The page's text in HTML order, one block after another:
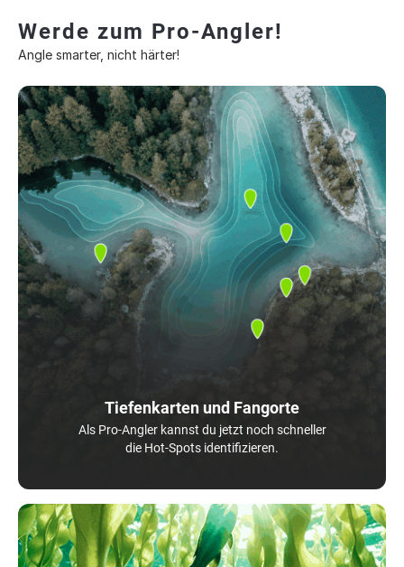
Werde zum Pro-Angler!
Angle smarter, nicht härter!
Tiefenkarten und Fangorte
Als Pro-Angler kannst du jetzt noch schneller
die Hot-Spots identifizieren.